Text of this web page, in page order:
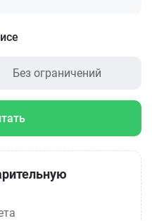
Без ограничений